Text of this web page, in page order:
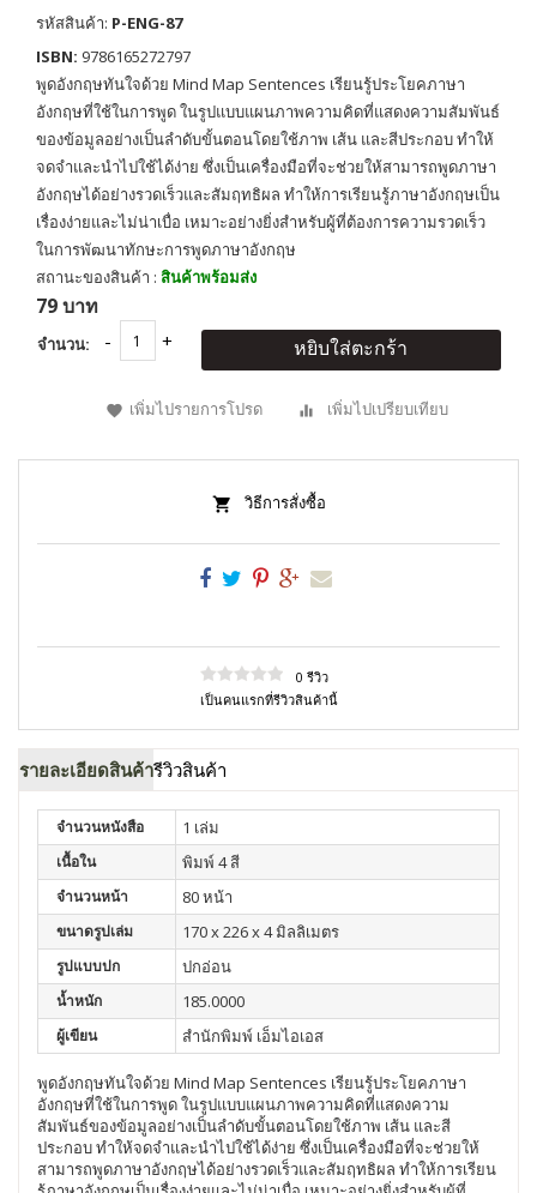
รหัสสินค้า: P-ENG-87
ISBN: 9786165272797
พูดอังกฤษทันใจด้วย Mind Map Sentences เรียนรู้ประโยคภาษา
อังกฤษที่ใช้ในการพูด ในรูปแบบแผนภาพความคิดที่แสดงความสัมพันธ์
ของข้อมูลอย่างเป็นลำดับขั้นตอนโดยใช้ภาพ เส้น และสีประกอบ ทำให้
จดจำและนำไปใช้ได้ง่าย ซึ่งเป็นเครื่องมือที่จะช่วยให้สามารถพูดภาษา
อังกฤษได้อย่างรวดเร็วและสัมฤทธิผล ทำให้การเรียนรู้ภาษาอังกฤษเป็น
เรื่องง่ายและไม่น่าเบื่อ เหมาะอย่างยิ่งสำหรับผู้ที่ต้องการความรวดเร็ว
ในการพัฒนาทักษะการพูดภาษาอังกฤษ
สถานะของสินค้า : สินค้าพร้อมส่ง
79 บาท
จำนวน: หยิบใส่ตะกร้า
เพิ่มไปรายการโปรด เพิ่มไปเปรียบเทียบ
วิธีการสั่งซื้อ
0 รีวิว
เป็นคนแรกที่รีวิวสินค้านี้
รายละเอียดสินค้ารีวิวสินค้า
จำนวนหนังสือ 1 เล่ม
เนื้อใน พิมพ์ 4 สี
จำนวนหน้า 80 หน้า
ขนาดรูปเล่ม 170 x 226 x 4 มิลลิเมตร
รูปแบบปก ปกอ่อน
น้ำหนัก 185.0000
ผู้เขียน สำนักพิมพ์ เอ็มไอเอส
พูดอังกฤษทันใจด้วย Mind Map Sentences เรียนรู้ประโยคภาษา
อังกฤษที่ใช้ในการพูด ในรูปแบบแผนภาพความคิดที่แสดงความ
สัมพันธ์ของข้อมูลอย่างเป็นลำดับขั้นตอนโดยใช้ภาพ เส้น และสี
ประกอบ ทำให้จดจำและนำไปใช้ได้ง่าย ซึ่งเป็นเครื่องมือที่จะช่วยให้
สามารถพูดภาษาอังกฤษได้อย่างรวดเร็วและสัมฤทธิผล ทำให้การเรียน